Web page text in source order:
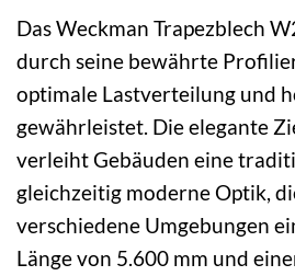
Das Weckman Trapezblech
durch seine bewährte
optimale Lastverteilung und
gewährleistet. Die elegante
verleiht Gebäuden eine
gleichzeitig moderne Optik,
verschiedene Umgebungen
Länge von 5.600 mm und